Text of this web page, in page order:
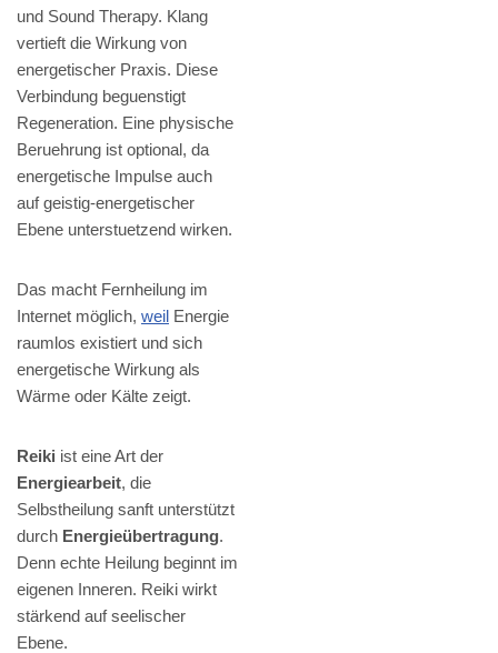
und Sound Therapy. Klang
vertieft die Wirkung von
energetischer Praxis. Diese
Verbindung beguenstigt
Regeneration. Eine physische
Beruehrung ist optional, da
energetische Impulse auch
auf geistig-energetischer
Ebene unterstuetzend wirken.
Das macht Fernheilung im
Internet möglich, weil Energie
raumlos existiert und sich
energetische Wirkung als
Wärme oder Kälte zeigt.
Reiki ist eine Art der
Energiearbeit, die
Selbstheilung sanft unterstützt
durch Energieübertragung.
Denn echte Heilung beginnt im
eigenen Inneren. Reiki wirkt
stärkend auf seelischer
Ebene.